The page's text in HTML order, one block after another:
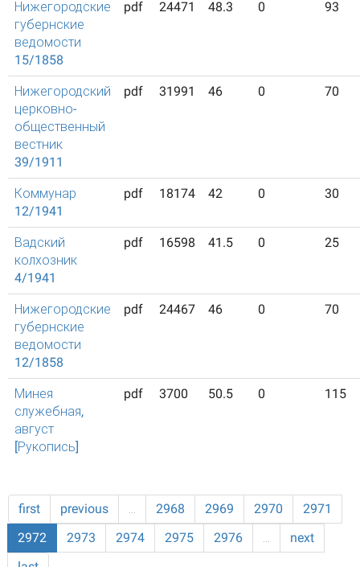
Нижегородские
губернские
ведомости
15/1858
pdf 24471 48.3 0 93
Нижегородский
церковно-
общественный
вестник
39/1911
pdf 31991 46 0 70
Коммунар
12/1941
pdf 18174 42 0 30
Вадский
колхозник
4/1941
pdf 16598 41.5 0 25
Нижегородские
губернские
ведомости
12/1858
pdf 24467 46 0 70
Минея
служебная,
август
[Рукопись]
pdf 3700 50.5 0 115
first previous … 2968 2969 2970
2971
2972
2973 2974 2975 2976 …
next